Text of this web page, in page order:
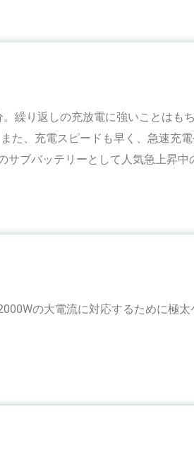
繰り返しの充放電に強いことはもち
た、充電スピードも早く、急速充
サブバッテリーとして人気急上昇中
の大電流に対応するために極太